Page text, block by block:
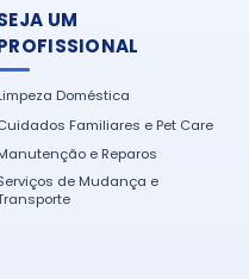
UM
Doméstica
Familiares e Pet Care
e Reparos
de Mudança e